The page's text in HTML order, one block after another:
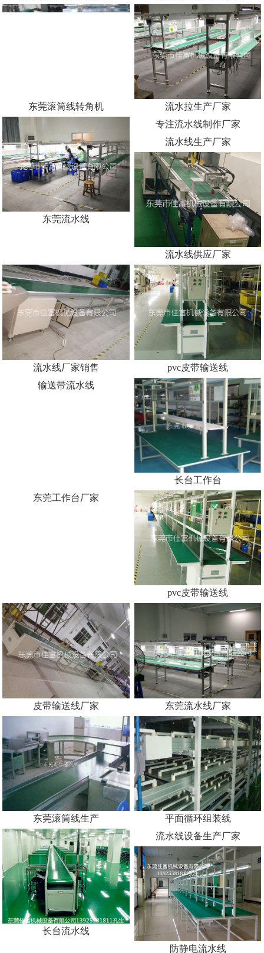
东莞滚筒线转角机
流水拉生产厂家 东莞流水线
专注流水线制作厂家
流水线生产厂家
流水线供应厂家
pvc皮带输送线
长台工作台
东莞工作台厂家 pvc皮带输送线
皮带输送线厂家 东莞流水线厂家
东莞滚筒线生产 平面循环组装线
流水线设备生产厂家